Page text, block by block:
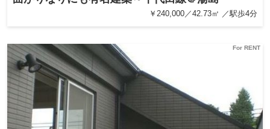
￥240,000／42.73㎡ ／駅歩4分
For RENT